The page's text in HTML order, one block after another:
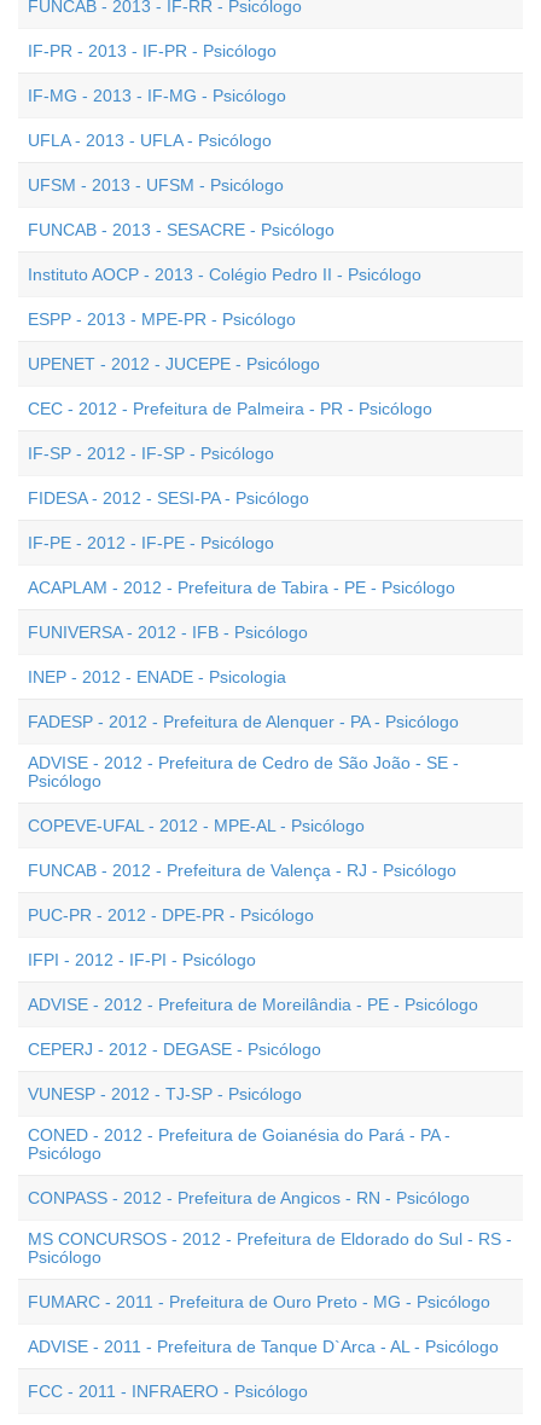
FUNCAB - 2013 - IF-RR - Psicólogo
IF-PR - 2013 - IF-PR - Psicólogo
IF-MG - 2013 - IF-MG - Psicólogo
UFLA - 2013 - UFLA - Psicólogo
UFSM - 2013 - UFSM - Psicólogo
FUNCAB - 2013 - SESACRE - Psicólogo
Instituto AOCP - 2013 - Colégio Pedro II - Psicólogo
ESPP - 2013 - MPE-PR - Psicólogo
UPENET - 2012 - JUCEPE - Psicólogo
CEC - 2012 - Prefeitura de Palmeira - PR - Psicólogo
IF-SP - 2012 - IF-SP - Psicólogo
FIDESA - 2012 - SESI-PA - Psicólogo
IF-PE - 2012 - IF-PE - Psicólogo
ACAPLAM - 2012 - Prefeitura de Tabira - PE - Psicólogo
FUNIVERSA - 2012 - IFB - Psicólogo
INEP - 2012 - ENADE - Psicologia
FADESP - 2012 - Prefeitura de Alenquer - PA - Psicólogo
ADVISE - 2012 - Prefeitura de Cedro de São João - SE -
Psicólogo
COPEVE-UFAL - 2012 - MPE-AL - Psicólogo
FUNCAB - 2012 - Prefeitura de Valença - RJ - Psicólogo
PUC-PR - 2012 - DPE-PR - Psicólogo
IFPI - 2012 - IF-PI - Psicólogo
ADVISE - 2012 - Prefeitura de Moreilândia - PE - Psicólogo
CEPERJ - 2012 - DEGASE - Psicólogo
VUNESP - 2012 - TJ-SP - Psicólogo
CONED - 2012 - Prefeitura de Goianésia do Pará - PA -
Psicólogo
CONPASS - 2012 - Prefeitura de Angicos - RN - Psicólogo
MS CONCURSOS - 2012 - Prefeitura de Eldorado do Sul - RS -
Psicólogo
FUMARC - 2011 - Prefeitura de Ouro Preto - MG - Psicólogo
ADVISE - 2011 - Prefeitura de Tanque D`Arca - AL - Psicólogo
FCC - 2011 - INFRAERO - Psicólogo